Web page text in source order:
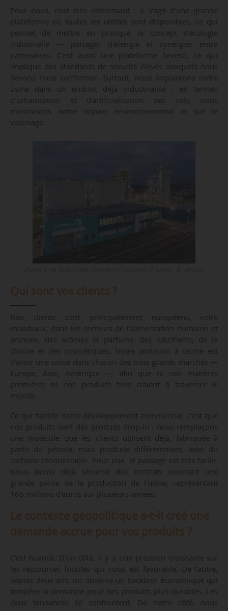
Pour nous, c’est très intéressant : il s’agit d’une grande
plateforme où toutes les utilités sont disponibles, ce qui
permet de mettre en pratique le concept d’écologie
industrielle — partages d’énergie et synergies entre
partenaires. C’est aussi une plateforme Seveso, ce qui
implique des standards de sécurité élevés auxquels nous
devons nous conformer. Surtout, nous implantons notre
usine dans un endroit déjà industrialisé : en termes
d’urbanisation et d’artificialisation des sols, nous
minimisons notre impact environnemental et sur le
voisinage.
Nos clients sont principalement européens, voire
mondiaux, dans les secteurs de l’alimentation humaine et
animale, des arômes et parfums, des lubrifiants, de la
chimie et des cosmétiques. Notre ambition à terme est
d’avoir une usine dans chacun des trois grands marchés —
Europe, Asie, Amérique — afin que ni nos matières
premières ni nos produits finis n’aient à traverser le
monde.
Ce qui facilite notre développement commercial, c’est que
nos produits sont des produits drop-in : nous remplaçons
une molécule que les clients utilisent déjà, fabriquée à
partir du pétrole, mais produite différemment, avec du
carbone renouvelable. Pour eux, le passage est très facile.
Nous avons déjà sécurisé des contrats couvrant une
grande partie de la production de l’usine, représentant
165 millions d’euros sur plusieurs années
C’est nuancé. D’un côté, il y a une pression croissante sur
les ressources fossiles qui nous est favorable. De l’autre,
depuis deux ans, on observe un backlash économique qui
tempère la demande pour des produits plus durables. Les
deux tendances se confrontent. De notre côté, nous